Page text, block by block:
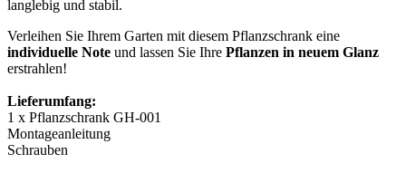
langlebig und stabil.
Verleihen Sie Ihrem Garten mit diesem Pflanzschrank eine
individuelle Note und lassen Sie Ihre Pflanzen in neuem Glanz
erstrahlen!
Lieferumfang:
1 x Pflanzschrank GH-001
Montageanleitung
Schrauben